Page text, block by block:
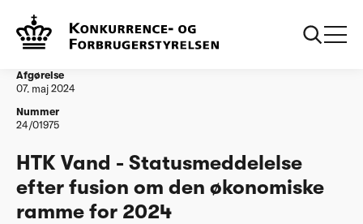
Vandtilsyn
den økonomiske ramme for 2024 (1)
Afgørelse
07. maj 2024
Nummer
24/01975
HTK Vand - Statusmeddelelse
efter fusion om den økonomiske
ramme for 2024